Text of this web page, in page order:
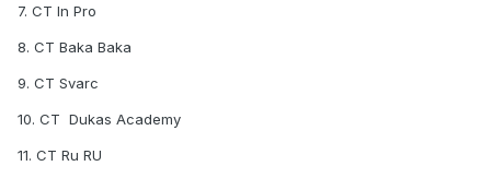
7. CT In Pro
8. CT Baka Baka
9. CT Svarc
10. CT Dukas Academy
11. CT Ru RU